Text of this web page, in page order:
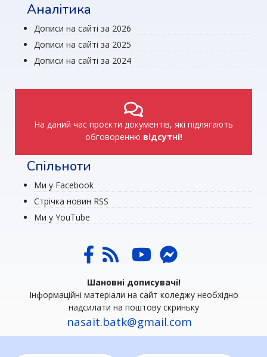
Аналітика
Дописи на сайті за 2026
Дописи на сайті за 2025
Дописи на сайті за 2024
На даний час проєкти документів, які підлягають
обговоренню відсутні!
Спільноти
Ми у Facebook
Стрічка новин RSS
Ми у YouTube
Шановні дописувачі!
Інформаційні матеріали на сайт коледжу необхідно
надсилати на поштову скриньку
nasait.batk@gmail.com